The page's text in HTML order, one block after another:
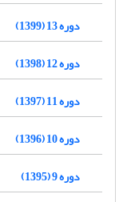
دوره 13 (1399)
دوره 12 (1398)
دوره 11 (1397)
دوره 10 (1396)
دوره 9 (1395)